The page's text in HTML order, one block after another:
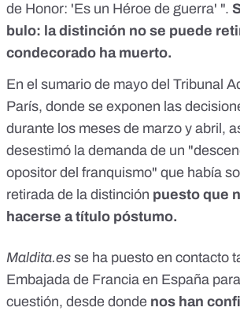
de Honor: 'Es un Héroe de guerra' ".
bulo: la distinción no se puede
condecorado ha muerto.
En el sumario de mayo del Tribunal
París, donde se exponen las
durante los meses de marzo y abril,
desestimó la demanda de un
opositor del franquismo" que había
retirada de la distinción puesto que
hacerse a título póstumo.
Maldita.es se ha puesto en contacto
Embajada de Francia en España
cuestión, desde donde nos han